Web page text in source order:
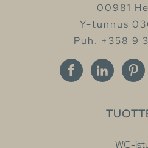
00981
Y-tunnus
Puh. +358 9
WC-